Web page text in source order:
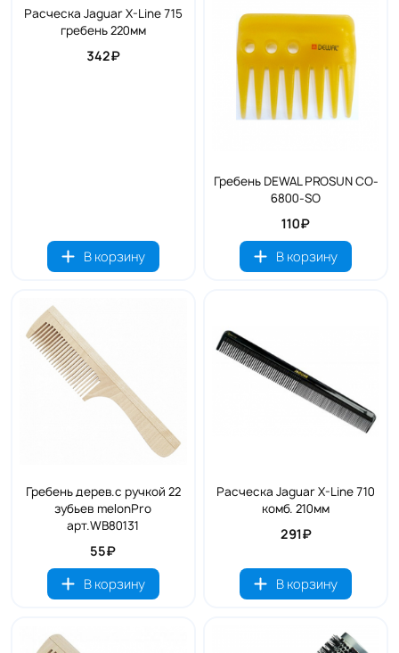
Расческа Jaguar X-Line 715
гребень 220мм
342₽
В корзину
Гребень DEWAL PROSUN CO-
6800-SO
110₽
В корзину
Гребень дерев.с ручкой 22
зубьев melonPro
арт.WB80131
55₽
В корзину
Расческа Jaguar X-Line 710
комб. 210мм
291₽
В корзину